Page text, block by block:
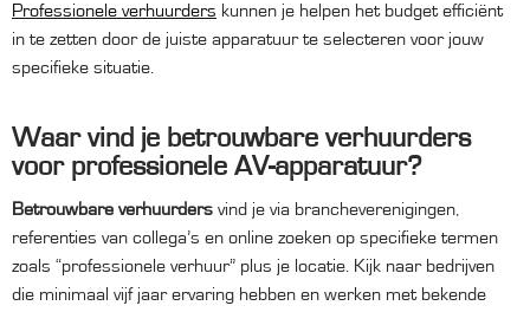
Professionele verhuurders kunnen je helpen het budget efficiënt
in te zetten door de juiste apparatuur te selecteren voor jouw
specifieke situatie.
Waar vind je betrouwbare verhuurders
voor professionele AV-apparatuur?
Betrouwbare verhuurders vind je via brancheverenigingen,
referenties van collega’s en online zoeken op specifieke termen
zoals “professionele verhuur” plus je locatie. Kijk naar bedrijven
die minimaal vijf jaar ervaring hebben en werken met bekende